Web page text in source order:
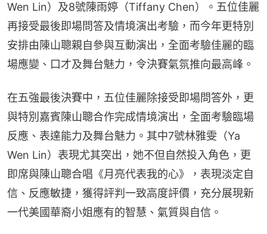
Wen Lin）及8號陳雨婷（Tiffany Chen）。五位佳麗
再接受最後即場問答及情境演出考驗，而今年更特別
安排由陳山聰親自參與互動演出，全面考驗佳麗的臨
場應變、口才及舞台魅力，令決賽氣氛推向最高峰。
在五強最後決賽中，五位佳麗除接受即場問答外，更
與特別嘉賓陳山聰合作完成情境演出，全面考驗臨場
反應、表達能力及舞台魅力。其中7號林雅雯（Ya
Wen Lin）表現尤其突出，她不但自然投入角色，更
即席與陳山聰合唱《月亮代表我的心》，表現淡定自
信、反應敏捷，獲得評判一致高度評價，充分展現新
一代美國華裔小姐應有的智慧、氣質與自信。